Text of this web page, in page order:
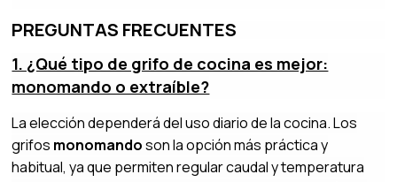
PREGUNTAS FRECUENTES
1. ¿Qué tipo de grifo de cocina es mejor:
monomando o extraíble?
La elección dependerá del uso diario de la cocina. Los
grifos monomandoson la opción más práctica y
habitual, ya que permiten regular caudal y temperatura